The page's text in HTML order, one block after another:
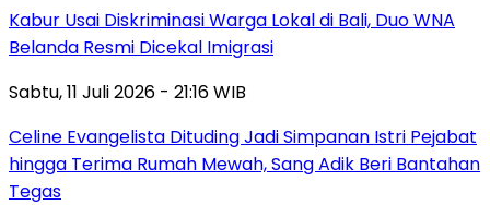
Kabur Usai Diskriminasi Warga Lokal di Bali, Duo WNA
Belanda Resmi Dicekal Imigrasi
Sabtu, 11 Juli 2026 - 21:16 WIB
Celine Evangelista Dituding Jadi Simpanan Istri Pejabat
hingga Terima Rumah Mewah, Sang Adik Beri Bantahan
Tegas